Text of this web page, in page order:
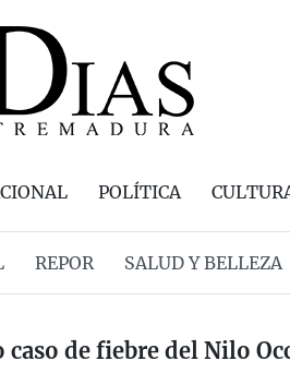
POLÍTICA
REPOR SALUD Y BELLEZA
de fiebre del Nilo